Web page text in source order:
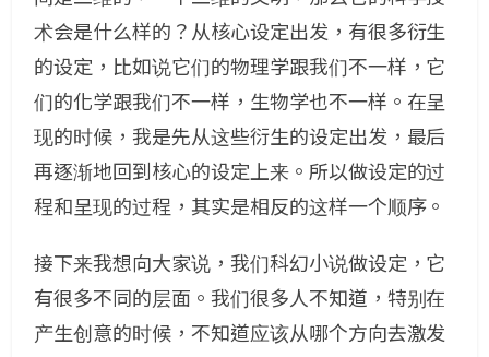
术会是什么样的？从核心设定出发，有很多衍生
的设定，比如说它们的物理学跟我们不一样，它
们的化学跟我们不一样，生物学也不一样。在呈
现的时候，我是先从这些衍生的设定出发，最后
再逐渐地回到核心的设定上来。所以做设定的过
程和呈现的过程，其实是相反的这样一个顺序。
接下来我想向大家说，我们科幻小说做设定，它
有很多不同的层面。我们很多人不知道，特别在
产生创意的时候，不知道应该从哪个方向去激发